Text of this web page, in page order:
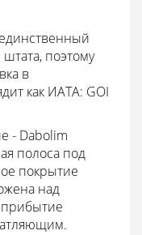
поэтому
в
как ИАТА: GOI
- Dabolim
полоса под
покрытие
над